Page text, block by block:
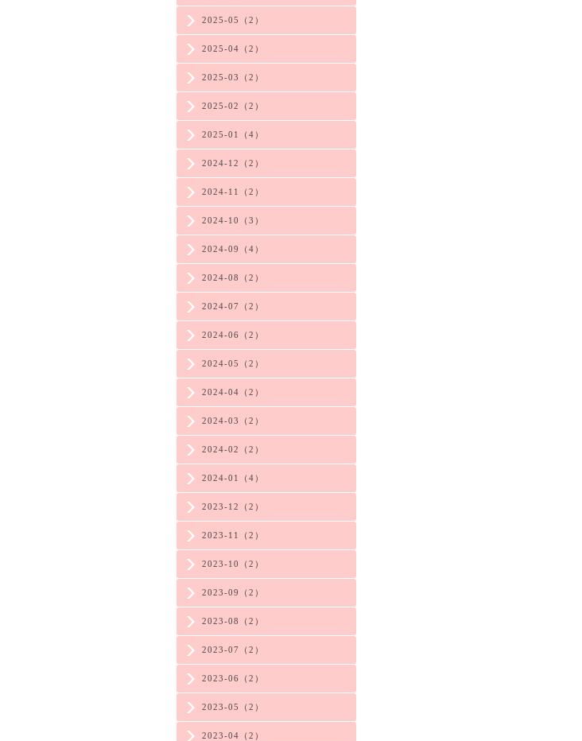
2025-05（2）
2025-04（2）
2025-03（2）
2025-02（2）
2025-01（4）
2024-12（2）
2024-11（2）
2024-10（3）
2024-09（4）
2024-08（2）
2024-07（2）
2024-06（2）
2024-05（2）
2024-04（2）
2024-03（2）
2024-02（2）
2024-01（4）
2023-12（2）
2023-11（2）
2023-10（2）
2023-09（2）
2023-08（2）
2023-07（2）
2023-06（2）
2023-05（2）
2023-04（2）